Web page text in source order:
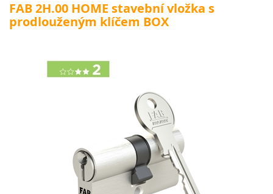
FAB 2H.00 HOME stavební vložka s
prodlouženým klíčem BOX